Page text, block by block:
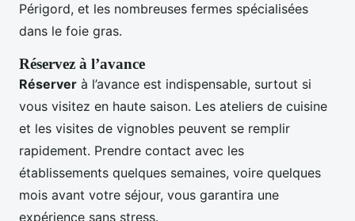
Périgord, et les nombreuses fermes spécialisées
dans le foie gras.
Réservez à l’avance
Réserver à l’avance est indispensable, surtout si
vous visitez en haute saison. Les ateliers de cuisine
et les visites de vignobles peuvent se remplir
rapidement. Prendre contact avec les
établissements quelques semaines, voire quelques
mois avant votre séjour, vous garantira une
expérience sans stress.